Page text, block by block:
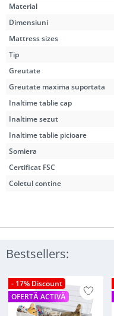
Material
Dimensiuni
Mattress sizes
Tip
Greutate
Greutate maxima suportata
Inaltime tablie cap
Inaltime sezut
Inaltime tablie picioare
Somiera
Certificat FSC
Coletul contine
Bestsellers:
- 17% Discount
OFERTĂ ACTIVĂ